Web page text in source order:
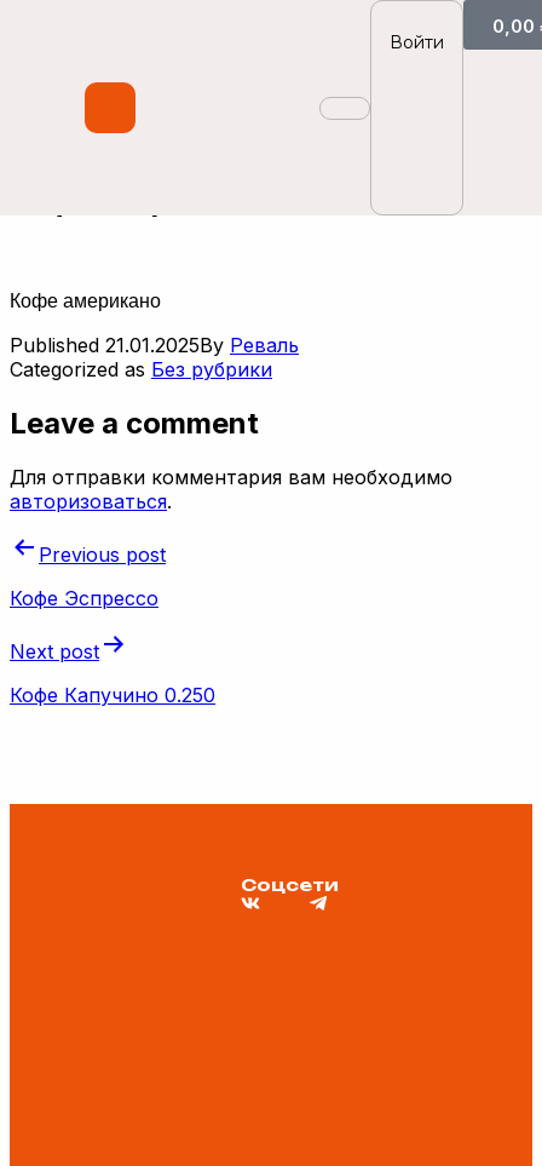
Войти
0,00
Кофе американо
Published 21.01.2025By Реваль
Categorized as Без рубрики
Leave a comment
Для отправки комментария вам необходимо
авторизоваться.
Previous post
Кофе Эспрессо
Next post
Кофе Капучино 0.250
Соцсети